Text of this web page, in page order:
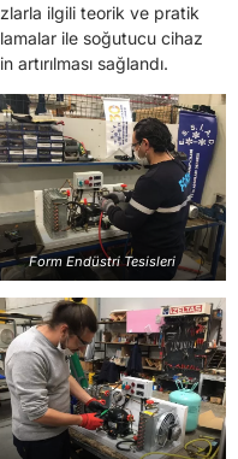
ilgili teorik ve pratik
ile soğutucu cihaz
sağlandı.
Form Endüstri Tesisleri